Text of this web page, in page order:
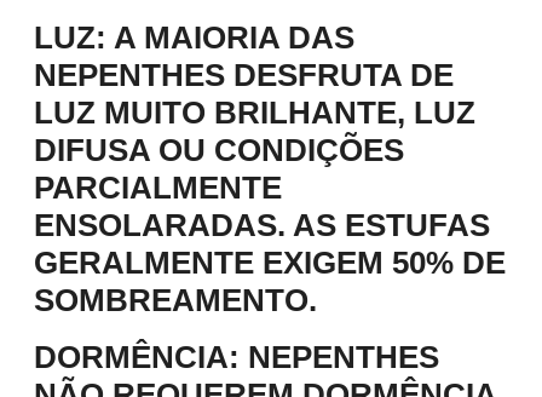
LUZ: A MAIORIA DAS
NEPENTHES DESFRUTA DE
LUZ MUITO BRILHANTE, LUZ
DIFUSA OU CONDIÇÕES
PARCIALMENTE
ENSOLARADAS. AS ESTUFAS
GERALMENTE EXIGEM 50% DE
SOMBREAMENTO.
DORMÊNCIA: NEPENTHES